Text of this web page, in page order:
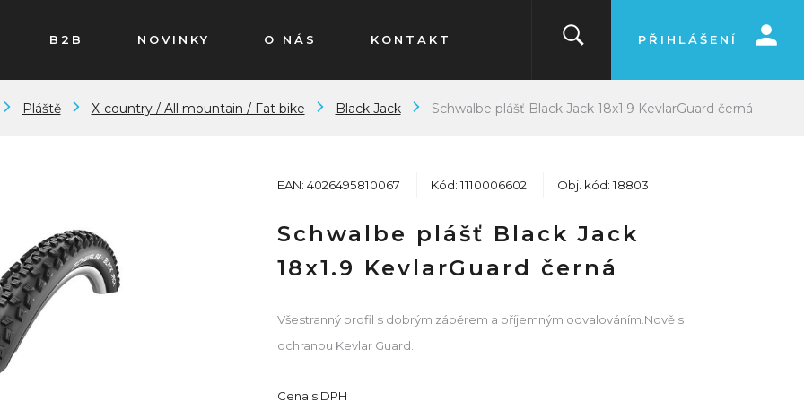
B2B NOVINKY O NÁS KONTAKT PŘIHLÁŠENÍ
Pláště X-country / All mountain / Fat bike Black Jack Schwalbe plášť Black Jack 18x1.9 KevlarGuard černá
EAN: 4026495810067 Kód: 1110006602 Obj. kód: 18803
Schwalbe plášť Black Jack
18x1.9 KevlarGuard černá
Všestranný profil s dobrým záběrem a příjemným odvalováním.Nově s
ochranou Kevlar Guard.
Cena s DPH